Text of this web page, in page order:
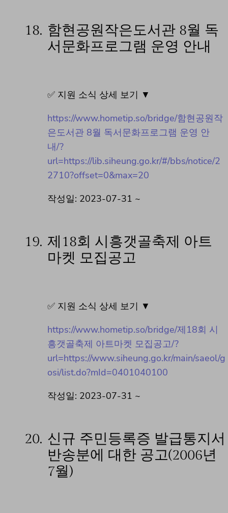
18. 함현공원작은도서관 8월 독
서문화프로그램 운영 안내
✅ 지원 소식 상세 보기 ▼
https://www.hometip.so/bridge/함현공원작
은도서관 8월 독서문화프로그램 운영 안
내/?
url=https://lib.siheung.go.kr/#/bbs/notice/2
2710?offset=0&max=20
작성일: 2023-07-31 ~
19. 제18회 시흥갯골축제 아트
마켓 모집공고
✅ 지원 소식 상세 보기 ▼
https://www.hometip.so/bridge/제18회 시
흥갯골축제 아트마켓 모집공고/?
url=https://www.siheung.go.kr/main/saeol/g
osi/list.do?mId=0401040100
작성일: 2023-07-31 ~
20. 신규 주민등록증 발급통지서
반송분에 대한 공고(2006년
7월)